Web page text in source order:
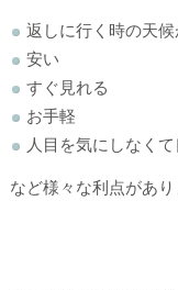
返しに行く時の天
安い
すぐ見れる
お手軽
人目を気にしなくて
など様々な利点があり